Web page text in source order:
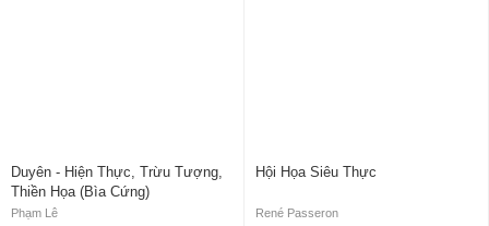
Duyên - Hiện Thực, Trừu Tượng,
Thiền Họa (Bìa Cứng)
Phạm Lê
Hội Họa Siêu Thực
René Passeron